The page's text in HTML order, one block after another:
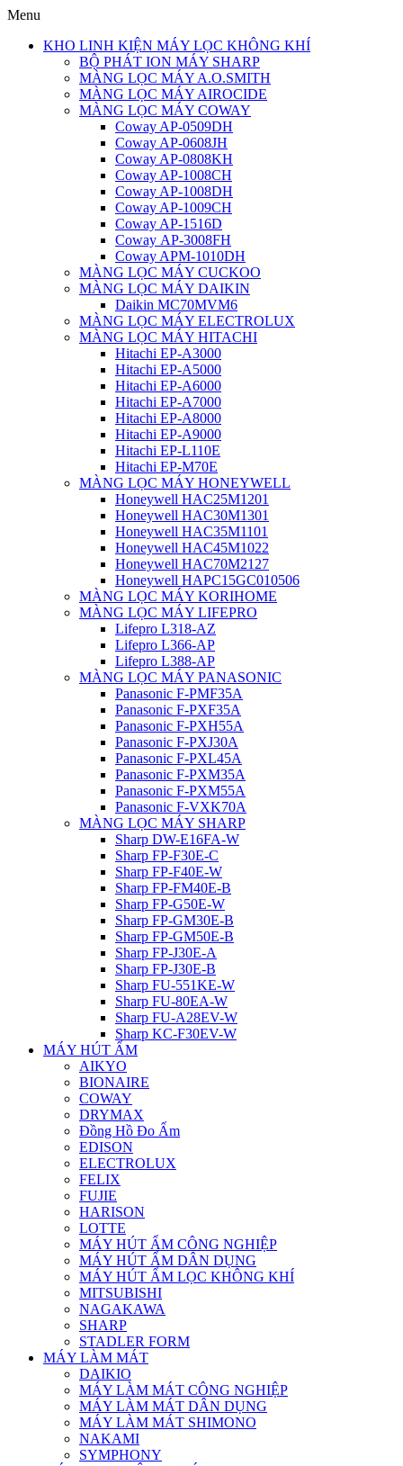
Menu
KHO LINH KIỆN MÁY LỌC KHÔNG KHÍ
BỘ PHÁT ION MÁY SHARP
MÀNG LỌC MÁY A.O.SMITH
MÀNG LỌC MÁY AIROCIDE
MÀNG LỌC MÁY COWAY
Coway AP-0509DH
Coway AP-0608JH
Coway AP-0808KH
Coway AP-1008CH
Coway AP-1008DH
Coway AP-1009CH
Coway AP-1516D
Coway AP-3008FH
Coway APM-1010DH
MÀNG LỌC MÁY CUCKOO
MÀNG LỌC MÁY DAIKIN
Daikin MC70MVM6
MÀNG LỌC MÁY ELECTROLUX
MÀNG LỌC MÁY HITACHI
Hitachi EP-A3000
Hitachi EP-A5000
Hitachi EP-A6000
Hitachi EP-A7000
Hitachi EP-A8000
Hitachi EP-A9000
Hitachi EP-L110E
Hitachi EP-M70E
MÀNG LỌC MÁY HONEYWELL
Honeywell HAC25M1201
Honeywell HAC30M1301
Honeywell HAC35M1101
Honeywell HAC45M1022
Honeywell HAC70M2127
Honeywell HAPC15GC010506
MÀNG LỌC MÁY KORIHOME
MÀNG LỌC MÁY LIFEPRO
Lifepro L318-AZ
Lifepro L366-AP
Lifepro L388-AP
MÀNG LỌC MÁY PANASONIC
Panasonic F-PMF35A
Panasonic F-PXF35A
Panasonic F-PXH55A
Panasonic F-PXJ30A
Panasonic F-PXL45A
Panasonic F-PXM35A
Panasonic F-PXM55A
Panasonic F-VXK70A
MÀNG LỌC MÁY SHARP
Sharp DW-E16FA-W
Sharp FP-F30E-C
Sharp FP-F40E-W
Sharp FP-FM40E-B
Sharp FP-G50E-W
Sharp FP-GM30E-B
Sharp FP-GM50E-B
Sharp FP-J30E-A
Sharp FP-J30E-B
Sharp FU-551KE-W
Sharp FU-80EA-W
Sharp FU-A28EV-W
Sharp KC-F30EV-W
MÁY HÚT ẨM
AIKYO
BIONAIRE
COWAY
DRYMAX
Đồng Hồ Đo Ẩm
EDISON
ELECTROLUX
FELIX
FUJIE
HARISON
LOTTE
MÁY HÚT ẨM CÔNG NGHIỆP
MÁY HÚT ẨM DÂN DỤNG
MÁY HÚT ẨM LỌC KHÔNG KHÍ
MITSUBISHI
NAGAKAWA
SHARP
STADLER FORM
MÁY LÀM MÁT
DAIKIO
MÁY LÀM MÁT CÔNG NGHIỆP
MÁY LÀM MÁT DÂN DỤNG
MÁY LÀM MÁT SHIMONO
NAKAMI
SYMPHONY